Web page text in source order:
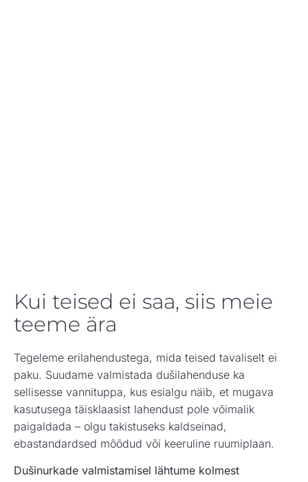
Kui teised ei saa, siis meie
teeme ära
Tegeleme erilahendustega, mida teised tavaliselt ei
paku. Suudame valmistada dušilahenduse ka
sellisesse vannituppa, kus esialgu näib, et mugava
kasutusega täisklaasist lahendust pole võimalik
paigaldada – olgu takistuseks kaldseinad,
ebastandardsed mõõdud või keeruline ruumiplaan.
Dušinurkade valmistamisel lähtume kolmest